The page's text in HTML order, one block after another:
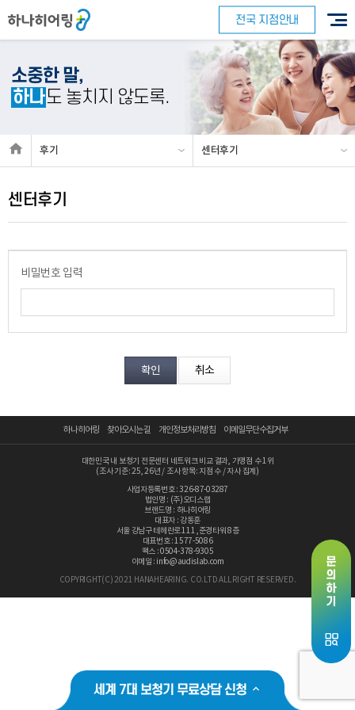
세계 7대 보청기 무료상담 신청
전국 지점안내
소중한 말,
하나도 놓치지 않도록.
후기 센터후기
센터후기
비밀번호 입력
하나히어링 찾아오시는 길 개인정보처리방침 이메일무단수집거부
대한민국 내 보청기 전문센터 네트워크 비교 결과, 가맹점 수 1위
(조사 기준: 25, 26년 / 조사 항목: 지점 수 / 자사 집계)
사업자등록번호 : 326-87-03287
법인명 : (주)오디스랩
브랜드명 : 하나히어링
대표자 : 강동훈
서울 강남구 테헤란로 111 ,준경타워 8층
대표번호 : 1577-5086
팩스 : 0504-378-9305
이메일 : info@audislab.com
COPYRIGHT(C) 2021 HANAHEARING. CO.LTD ALL RIGHT RESERVED.
바로 예약하기
이름
센터
내용
개인정보 수집, 이용에 동의합니다.
[자세히보기]